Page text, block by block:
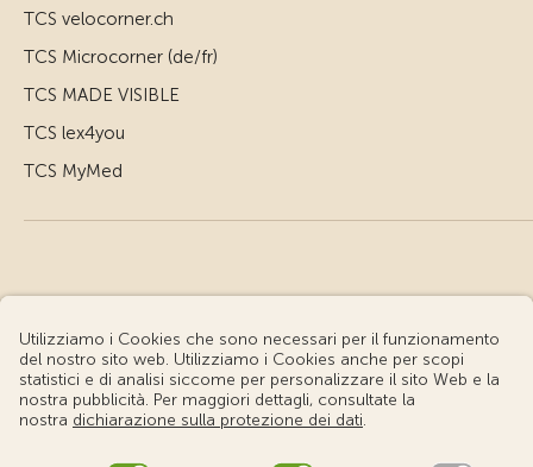
TCS velocorner.ch
TCS Microcorner (de/fr)
TCS MADE VISIBLE
TCS lex4you
TCS MyMed
© Touring Club Svizzero